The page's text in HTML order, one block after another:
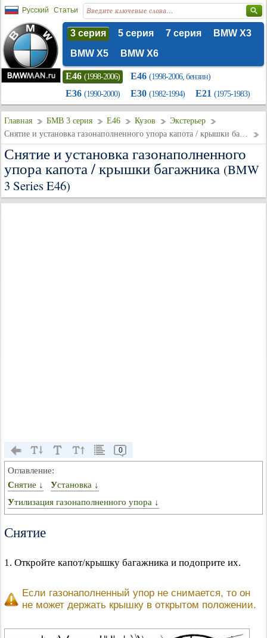
Русский Статьи
3 серия 5 серия 7 серия
BMW X3
BMW X5
BMW X6
E46 (1998-2006) E46 (1998-2006, бензин)
E36 (1990-2000) E30 (1982-1994) E21 (1975-1983)
Главная БМВ 3 серия E46 Кузов
Экстерьер
Снятие и установка газонаполненного упора капота / крышки багажника
Снятие и установка газонаполненного
упора капота / крышки багажника (BMW
3 Series E46)
0
Оглавление:
Снятие ↓
Установка ↓
Утилизация газонаполненного упора ↓
Снятие
1. Откройте капот/крышку багажника и подоприте их.
Если газонаполненный упор не снимается, то он
не может держать крышку в открытом положении.